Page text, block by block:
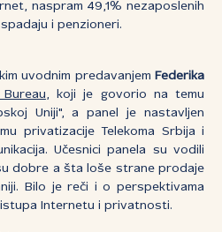
naspram 49,1% nezaposlenih
i penzioneri.
uvodnim predavanjem Federika
Bureau, koji je govorio na temu
Uniji", a panel je nastavljen
privatizacije Telekoma Srbija i
Učesnici panela su vodili
dobre a šta loše strane prodaje
Bilo je reči i o perspektivama
Internetu i privatnosti.